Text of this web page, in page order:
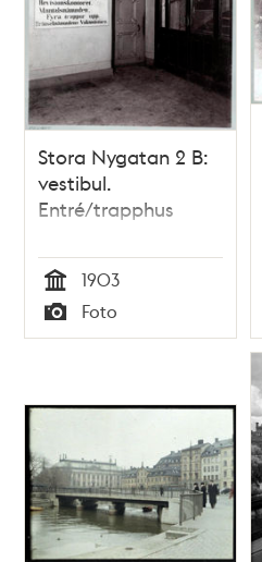
Stora Nygatan 2 B:
vestibul.
Entré/trapphus
Tid
1903
Typ
Foto